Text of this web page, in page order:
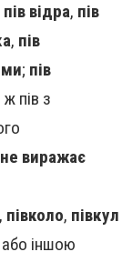
пів відра, пів
, пів
; пів
пів з
не виражає
, півколо, півкул
іншою